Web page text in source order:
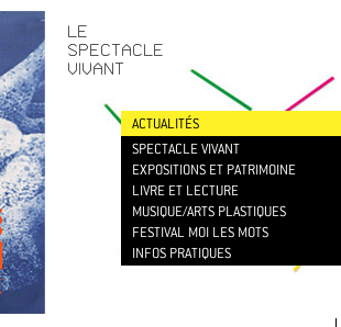
LE
SPECTACLE
VIVANT
ACTUALITÉS
SPECTACLE VIVANT
EXPOSITIONS ET PATRIMOINE
LIVRE ET LECTURE
MUSIQUE/ARTS PLASTIQUES
FESTIVAL MOI LES MOTS
INFOS PRATIQUES